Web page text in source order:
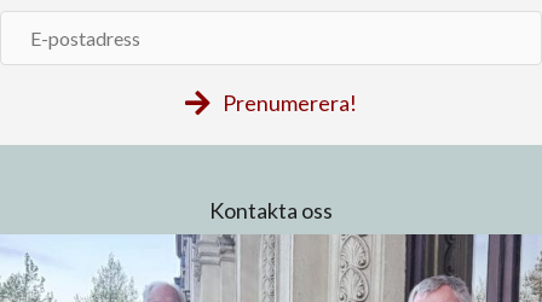
postadress
Prenumerera!
Kontakta oss